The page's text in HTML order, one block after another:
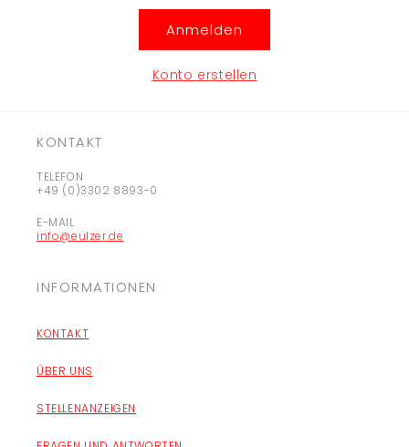
Anmelden
Konto erstellen
KONTAKT
TELEFON
+49 (0)3302 8893-0
E-MAIL
info@eulzer.de
INFORMATIONEN
KONTAKT
ÜBER UNS
STELLENANZEIGEN